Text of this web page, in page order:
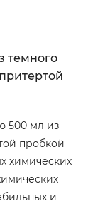
темного
500 мл из
пробкой
химических
и